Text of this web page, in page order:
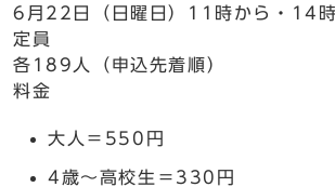
6月22日（日曜日）11時から・14
定員
各189人（申込先着順）
料金
大人＝550円
4歳～高校生＝330円